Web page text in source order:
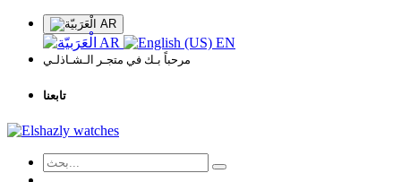
AR
AR EN
مرحباً بـك في متجـر الـشـاذلـي
تابعنا